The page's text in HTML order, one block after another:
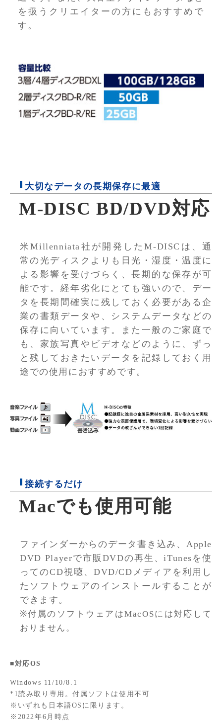
を扱うクリエイターの方にもおすすめで
す。
大切なデータの長期保存に最適
M-DISC BD/DVD対応
米Millenniata社が開発したM-DISCは、通
常の光ディスクよりも日光・湿度・温度に
よる影響を受けづらく、長期的な保存が可
能です。経年劣化にとても強いので、デー
タを長期間確実に残しておく必要がある企
業の書類データや、システムデータなどの
保存に向いています。また一般のご家庭で
も、家族写真やビデオなどのように、ずっ
と残しておきたいデータを記録しておく用
途での使用におすすめです。
接続するだけ
Macでも使用可能
ファインダーからのデータ書き込み、Apple
DVD Playerで市販DVDの再生、iTunesを使
ってのCD視聴、DVD/CDメディアを利用し
たソフトウェアのインストールすることが
できます。
※付属のソフトウェアはMacOSには対応して
おりません。
■対応OS
Windows 11/10/8.1
*1読み取り専用。付属ソフトは使用不可
※いずれも日本語OSに限ります。
※2022年6月時点